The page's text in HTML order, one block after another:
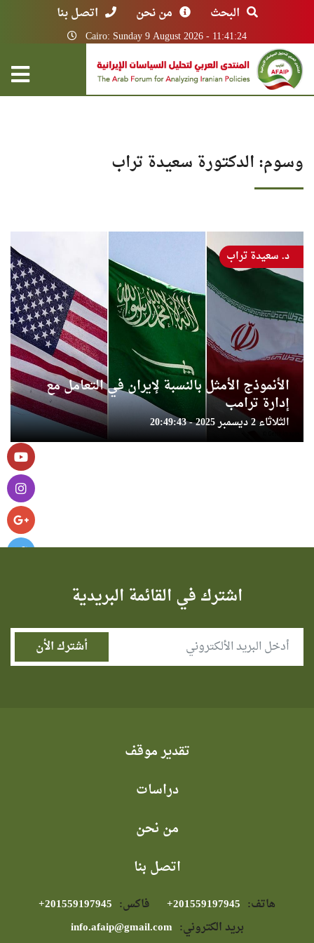
البحث من نحن اتصل بنا
Cairo: Sunday 9 August 2026 - 11:41:24
وسوم: الدكتورة سعيدة تراب
الأنموذج الأمثل بالنسبة لإيران في التعامل مع
إدارة ترامب
الثلاثاء 2 ديسمبر 2025 - 20:49:43
د. سعيدة تراب
اشترك في القائمة البريدية
تقدير موقف
دراسات
من نحن
اتصل بنا
هاتف: فاكس:
بريد الكتروني: info.afaip@gmail.com